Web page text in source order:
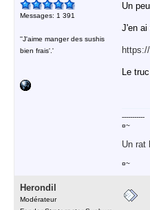
Messages: 1 391
''J'aime manger des sushis
bien frais'.'
Un
J'en ai
Le
-----------
¤~
Un rat
¤~
Herondil
Modérateur